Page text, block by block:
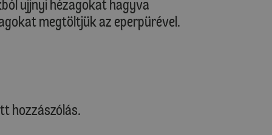
ujjnyi hézagokat hagyva
megtöltjük az eperpürével.
hozzászólás.